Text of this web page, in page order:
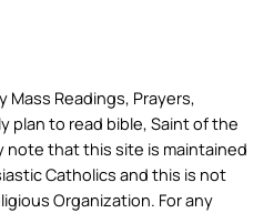
Mass Readings, Prayers,
plan to read bible, Saint of the
note that this site is maintained
Catholics and this is not
Organization. For any